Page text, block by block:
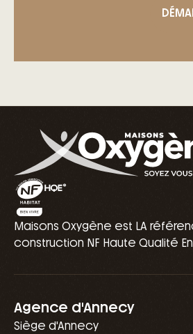
Maisons Oxygène est LA
construction NF Haute Qualité
Agence d'Annecy
Siège d'Annecy